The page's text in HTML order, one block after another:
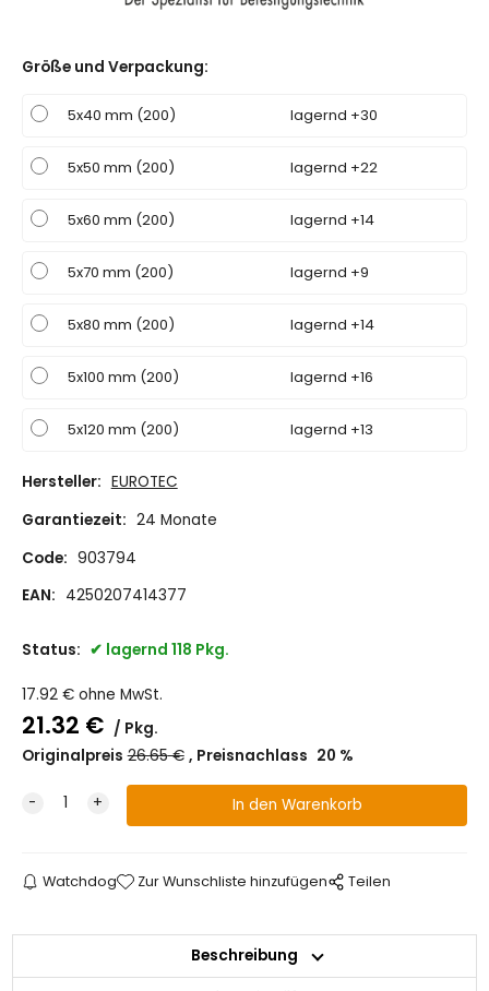
Größe und Verpackung:
5x40 mm (200) lagernd +30
5x50 mm (200) lagernd +22
5x60 mm (200) lagernd +14
5x70 mm (200) lagernd +9
5x80 mm (200) lagernd +14
5x100 mm (200) lagernd +16
5x120 mm (200) lagernd +13
Hersteller: EUROTEC
Garantiezeit: 24 Monate
Code: 903794
EAN: 4250207414377
Status: lagernd 118 Pkg.
17.92€ ohne MwSt.
21.32 €
Pkg.
Originalpreis 26.65€ Preisnachlass 20 %
Watchdog Zur Wunschliste hinzufügen Teilen
Beschreibung